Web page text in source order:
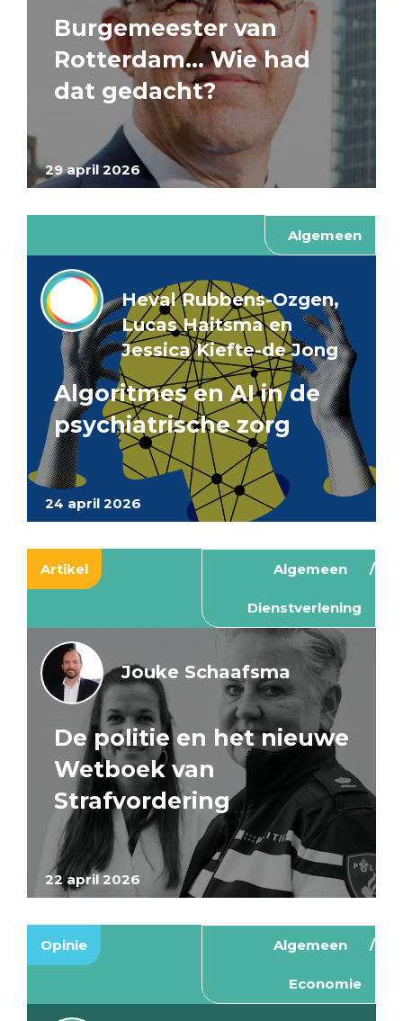
29 april 2026
Burgemeester van
Rotterdam… Wie had
dat gedacht?
Algemeen
24 april 2026
Heval Rubbens-Ozgen,
Lucas Haitsma en
Jessica Kiefte-de Jong
Algoritmes en AI in de
psychiatrische zorg
Artikel Algemeen
Dienstverlening
22 april 2026
Jouke Schaafsma
De politie en het nieuwe
Wetboek van
Strafvordering
Opinie Algemeen
Economie